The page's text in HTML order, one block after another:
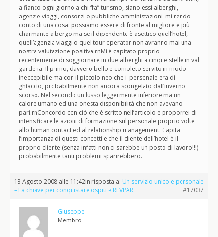
a fianco ogni giorno a chi “fa” turismo, siano essi alberghi,
agenzie viaggi, consorzi o pubbliche amministazioni, mi rendo
conto di una cosa: possiamo essere di fronte al migliore e più
charmante albergo ma se il dipendente è asettico quell’hotel,
quell’agenzia viaggi o quel tour operator non avranno mai una
nostra valutazione positiva.rnMi è capitato proprio
recentemente di soggiornare in due alberghi a cinque stelle in val
gardena. Il primo, davvero bello e completo servito in modo
ineccepibile ma con il piccolo neo che il personale era di
ghiaccio, probabilmente non ancora scongelato dall’inverno
scorso. Nel secondo un lusso leggermente inferiore ma un
calore umano ed una onesta disponibilità che non avevano
pari.rnConcordo con ciò che è scritto nell’articolo e proporrei di
intensificare le azioni di formazione sul personale proprio volte
allo human contact ed al relationship management. Capita
l’importanza di questi concetti e che il cliente dell’hotel è il
proprio cliente (senza infatti non ci sarebbe un posto di lavoro!!!)
probabilmente tanti problemi sparirebbero.
13 Agosto 2008 alle 11:42in risposta a: Un servizio unico e personale
– La chiave per conquistare ospiti e REVPAR
#17037
Giuseppe
Membro